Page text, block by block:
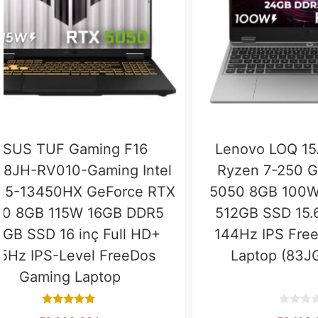
HP Omen Slim 16-an0036nt
Intel Core Ultra 7-255H
GeForce RTX 5060 8GB 24GB
DDR5 2TB SSD 16 inç WUXGA
165Hz 3ms IPS FreeDos
Gaming Laptop (CK9L3EA)
Core i7-
5060
1TB
180Hz
–